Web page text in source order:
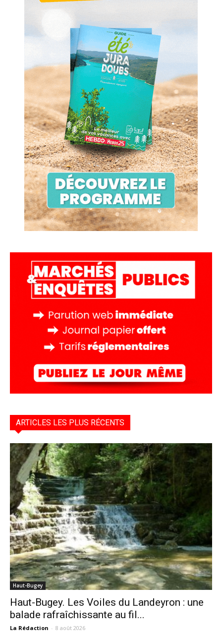
ARTICLES LES PLUS RÉCENTS
Haut-Bugey
Haut-Bugey. Les Voiles du Landeyron : une
balade rafraîchissante au fil...
La Rédaction - 8 août 2026